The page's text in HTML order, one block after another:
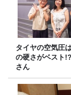
タイヤの空気圧
の硬さがベスト
さん